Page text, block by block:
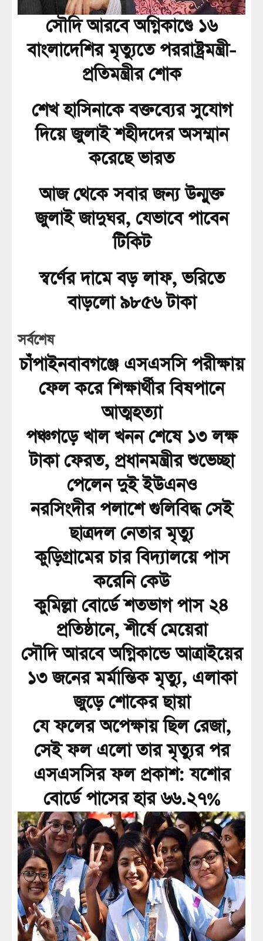
সৌদি আরবে অগ্নিকাণ্ডে ১৬
বাংলাদেশির মৃত্যুতে পররাষ্ট্রমন্ত্রী-
প্রতিমন্ত্রীর শোক
শেখ হাসিনাকে বক্তব্যের সুযোগ
দিয়ে জুলাই শহীদদের অসম্মান
করেছে ভারত
আজ থেকে সবার জন্য উন্মুক্ত
জুলাই জাদুঘর, যেভাবে পাবেন
টিকিট
স্বর্ণের দামে বড় লাফ, ভরিতে
বাড়লো ৯৮৫৬ টাকা
সর্বশেষ
চাঁপাইনবাবগঞ্জে এসএসসি পরীক্ষায়
ফেল করে শিক্ষার্থীর বিষপানে
আত্মহত্যা
পঞ্চগড়ে খাল খনন শেষে ১৩ লক্ষ
টাকা ফেরত, প্রধানমন্ত্রীর শুভেচ্ছা
পেলেন দুই ইউএনও
নরসিংদীর পলাশে গুলিবিদ্ধ সেই
ছাত্রদল নেতার মৃত্যু
কুড়িগ্রামের চার বিদ্যালয়ে পাস
করেনি কেউ
কুমিল্লা বোর্ডে শতভাগ পাস ২৪
প্রতিষ্ঠানে, শীর্ষে মেয়েরা
সৌদি আরবে অগ্নিকান্ডে আত্রাইয়ের
১৩ জনের মর্মান্তিক মৃত্যু, এলাকা
জুড়ে শোকের ছায়া
যে ফলের অপেক্ষায় ছিল রেজা,
সেই ফল এলো তার মৃত্যুর পর
এসএসসির ফল প্রকাশ: যশোর
বোর্ডে পাসের হার ৬৬.২৭%